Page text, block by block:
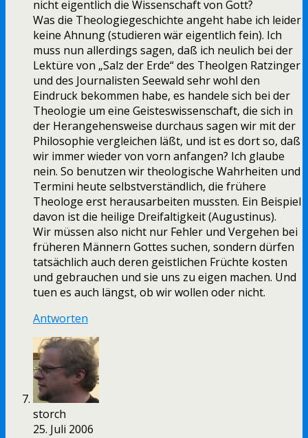
nicht eigentlich die Wissenschaft von Gott?
Was die Theologiegeschichte angeht habe ich leider
keine Ahnung (studieren wär eigentlich fein). Ich
muss nun allerdings sagen, daß ich neulich bei der
Lektüre von „Salz der Erde“ des Theolgen Ratzinger
und des Journalisten Seewald sehr wohl den
Eindruck bekommen habe, es handele sich bei der
Theologie um eine Geisteswissenschaft, die sich in
der Herangehensweise durchaus sagen wir mit der
Philosophie vergleichen läßt, und ist es dort so, daß
wir immer wieder von vorn anfangen? Ich glaube
nein. So benutzen wir theologische Wahrheiten und
Termini heute selbstverständlich, die frühere
Theologe erst herausarbeiten mussten. Ein Beispiel
davon ist die heilige Dreifaltigkeit (Augustinus).
Wir müssen also nicht nur Fehler und Vergehen bei
früheren Männern Gottes suchen, sondern dürfen
tatsächlich auch deren geistlichen Früchte kosten
und gebrauchen und sie uns zu eigen machen. Und
tuen es auch längst, ob wir wollen oder nicht.
Antworten
storch
25. Juli 2006